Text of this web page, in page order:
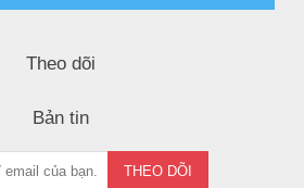
Theo dõi
Bản tin